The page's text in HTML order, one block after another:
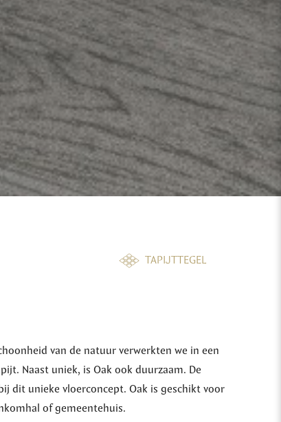
TAPIJTTEGEL
van de natuur verwerkten we in een
Naast uniek, is Oak ook duurzaam. De
dit unieke vloerconcept. Oak is geschikt voor
of gemeentehuis.